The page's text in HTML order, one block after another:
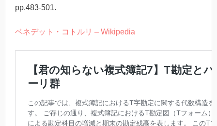
pp.483-501.
ベネデット・コトルリ – Wikipedia